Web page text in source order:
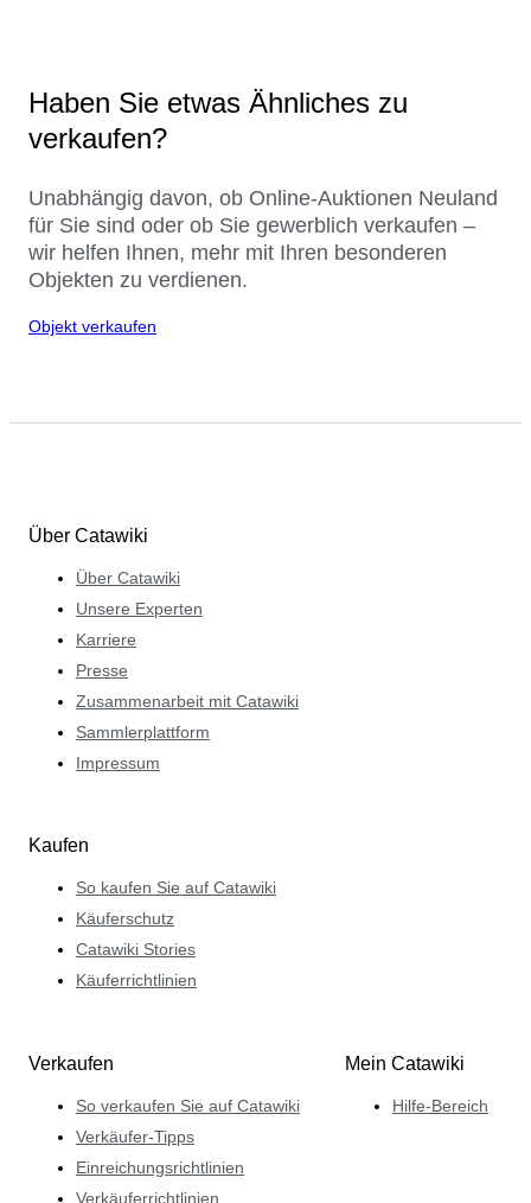
Haben Sie etwas Ähnliches zu
verkaufen?
Unabhängig davon, ob Online-Auktionen Neuland
für Sie sind oder ob Sie gewerblich verkaufen –
wir helfen Ihnen, mehr mit Ihren besonderen
Objekten zu verdienen.
Objekt verkaufen
Über Catawiki
Über Catawiki
Unsere Experten
Karriere
Presse
Zusammenarbeit mit Catawiki
Sammlerplattform
Impressum
Kaufen
So kaufen Sie auf Catawiki
Käuferschutz
Catawiki Stories
Käuferrichtlinien
Verkaufen
So verkaufen Sie auf Catawiki
Verkäufer-Tipps
Einreichungsrichtlinien
Verkäuferrichtlinien
Mein Catawiki
Hilfe-Bereich